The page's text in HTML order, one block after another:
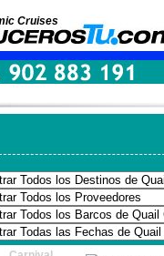
Cruises